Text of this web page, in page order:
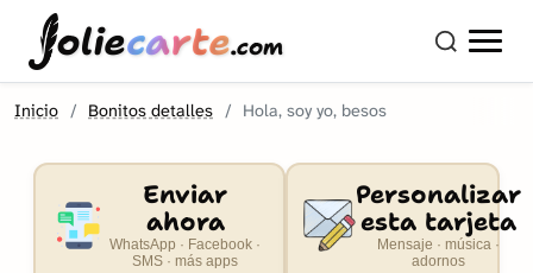
oliecarte.com
Inicio Bonitos detalles Hola, soy yo, besos
Enviar
ahora
WhatsApp · Facebook ·
SMS · más apps
Personalizar
esta tarjeta
Mensaje · música ·
adornos